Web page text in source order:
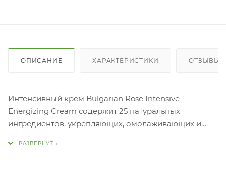
ОПИСАНИЕ ХАРАКТЕРИСТИКИ ОТЗЫВЫ
Интенсивный крем Bulgarian Rose Intensive
Energizing Cream содержит 25 натуральных
ингредиентов, укрепляющих, омолаживающих и